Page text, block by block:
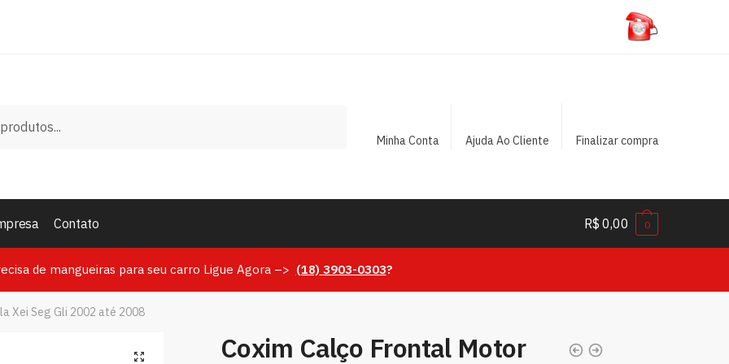
Minha Conta Ajuda Ao Cliente Finalizar compra
Contato R$ 0,00 0
de mangueiras para seu carro Ligue Agora –> (18) 3903-0303?
Xei Seg Gli 2002 até 2008
🔍
Coxim Calço Frontal Motor